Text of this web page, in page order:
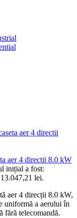
aer 4 directii 8.0 kW
inițial a fost:
lei.
aer 4 direcții 8.0 kW,
uniformă a aerului în
fără telecomandă.